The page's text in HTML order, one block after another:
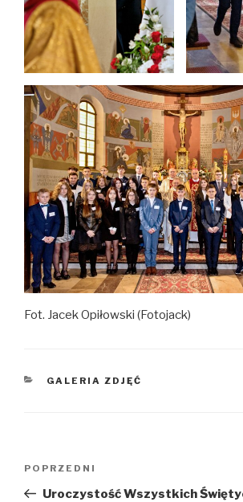
Fot. Jacek Opiłowski (Fotojack)
KATEGORIE
GALERIA ZDJĘĆ
Poprzedni
wpis
POPRZEDNI
Uroczystość Wszystkich